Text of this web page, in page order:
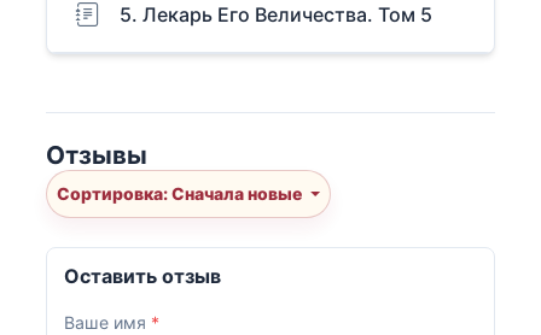
5. Лекарь Его Величества. Том 5
Отзывы
Сортировка: Сначала новые
Оставить отзыв
Ваше имя *